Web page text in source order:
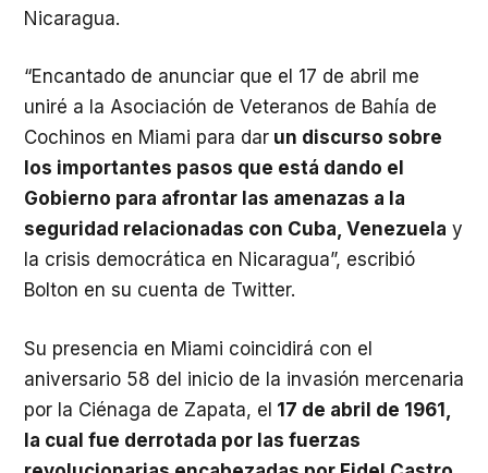
Nicaragua.
“Encantado de anunciar que el 17 de abril me
uniré a la Asociación de Veteranos de Bahía de
Cochinos en Miami para dar un discurso sobre
los importantes pasos que está dando el
Gobierno para afrontar las amenazas a la
seguridad relacionadas con Cuba, Venezuela y
la crisis democrática en Nicaragua”, escribió
Bolton en su cuenta de Twitter.
Su presencia en Miami coincidirá con el
aniversario 58 del inicio de la invasión mercenaria
por la Ciénaga de Zapata, el 17 de abril de 1961,
la cual fue derrotada por las fuerzas